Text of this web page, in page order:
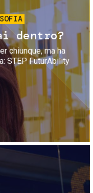
dentro?
chiunque, ma ha
STEP FuturAbility